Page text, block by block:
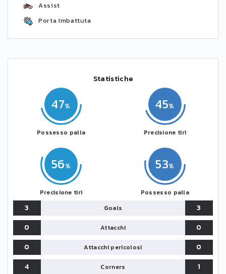
Assist
Porta Imbattuta
Statistiche
47
Possesso palla
56
Precisione tiri
53
Possesso palla
45
Precisione tiri
3 Goals
3
0
Attacchi
0
0
Attacchi pericolosi
0
4
Corners 1